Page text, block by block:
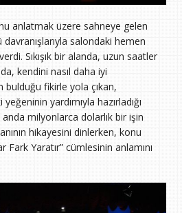
anlatmak üzere sahneye gelen
salondaki hemen
Sıkışık bir alanda, uzun saatler
kendini nasıl daha iyi
fikirle yola çıkan,
yardımıyla hazırladığı
milyonlarca dolarlık bir işin
hikayesini dinlerken, konu
Fark Yaratır” cümlesinin anlamını